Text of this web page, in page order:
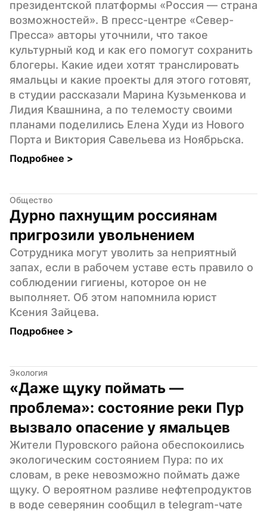
президентской платформы «Россия — страна
возможностей». В пресс-центре «Север-
Пресса» авторы уточнили, что такое
культурный код и как его помогут сохранить
блогеры. Какие идеи хотят транслировать
ямальцы и какие проекты для этого готовят,
в студии рассказали Марина Кузьменкова и
Лидия Квашнина, а по телемосту своими
планами поделились Елена Худи из Нового
Порта и Виктория Савельева из Ноябрьска.
Подробнее >
Общество
Дурно пахнущим россиянам
пригрозили увольнением
Сотрудника могут уволить за неприятный
запах, если в рабочем уставе есть правило о
соблюдении гигиены, которое он не
выполняет. Об этом напомнила юрист
Ксения Зайцева.
Подробнее >
Экология
«Даже щуку поймать —
проблема»: состояние реки Пур
вызвало опасение у ямальцев
Жители Пуровского района обеспокоились
экологическим состоянием Пура: по их
словам, в реке невозможно поймать даже
щуку. О вероятном разливе нефтепродуктов
в воде северянин сообщил в telegram-чате